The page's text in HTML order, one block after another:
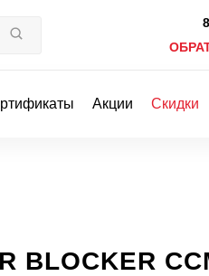
Акции Скидки
BLOCKER